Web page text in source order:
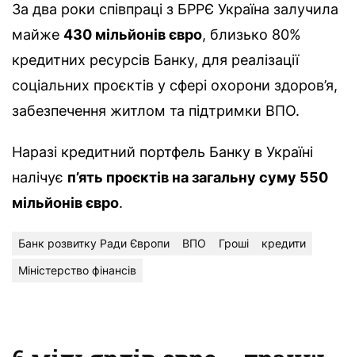
За два роки співпраці з БРРЄ Україна залучила
майже 430 мільйонів євро, близько 80%
кредитних ресурсів Банку, для реалізації
соціальних проєктів у сфері охорони здоров’я,
забезпечення житлом та підтримки ВПО.
Наразі кредитний портфель Банку в Україні
налічує п’ять проєктів на загальну суму 550
мільйонів євро.
Банк розвитку Ради Європи ВПО Гроші
кредити
Міністерство фінансів